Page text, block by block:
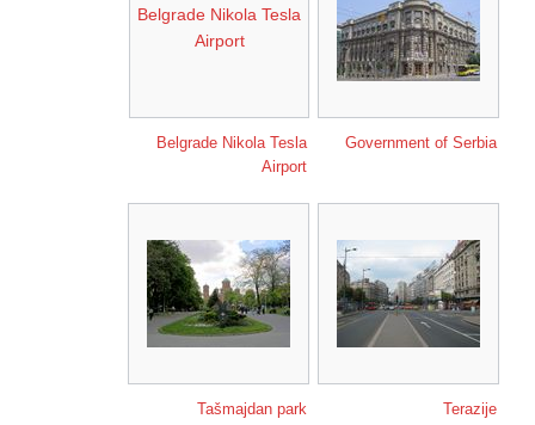
Government of Serbia
Belgrade Nikola Tesla
Airport
Belgrade Nikola Tesla
Airport
Terazije
Tašmajdan park